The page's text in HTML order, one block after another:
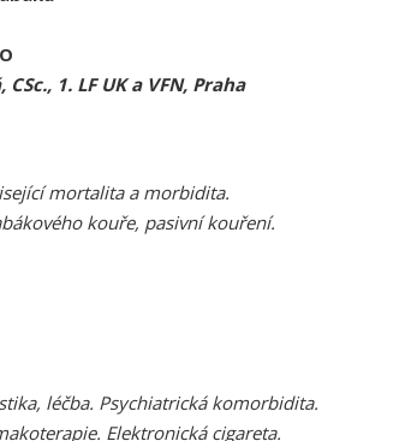
1. LF UK a VFN, Praha
mortalita a morbidita.
kouře, pasivní kouření.
léčba. Psychiatrická komorbidita.
Elektronická cigareta.